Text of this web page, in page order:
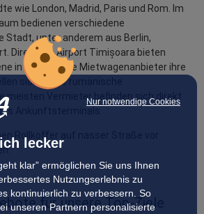
Nur notwendige Cookies
lecker
klar” ermöglichen Sie uns Ihnen
Nutzungserlebnis zu
kontinuierlich zu verbessern. So
unseren Partnern personalisierte
wie London, Madrid, Paris und Rom. Im
bedienen verschiedene
Stadt, unter anderem aus Berlin,
Direkt am Airport Timișoara bieten
internationale Mietwagenanbieter ihre
sich einige rumänische
meisten Vermieter befinden sich direkt
Ankunftsterminals.
für unsere Top‑Ziele